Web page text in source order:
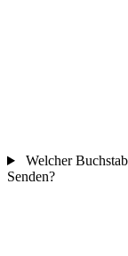
Welcher
Senden?